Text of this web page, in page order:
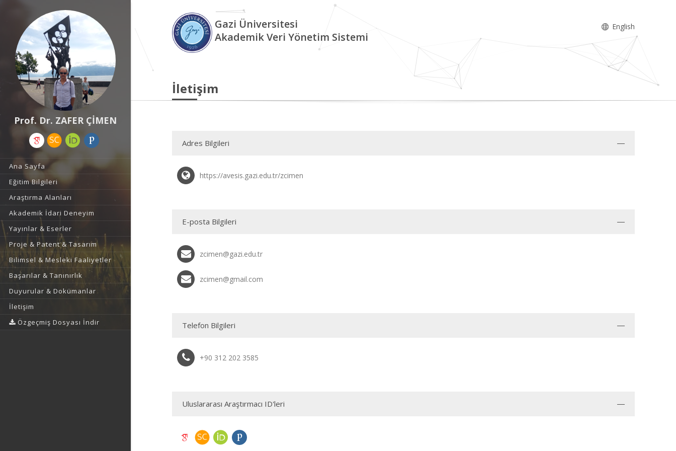
Prof. Dr. ZAFER ÇİMEN
Ana Sayfa
Eğitim Bilgileri
Araştırma Alanları
Akademik İdari Deneyim
Yayınlar & Eserler
Proje & Patent & Tasarım
Bilimsel & Mesleki Faaliyetler
Başarılar & Tanınırlık
Duyurular & Dokümanlar
İletişim
Özgeçmiş Dosyası İndir
Gazi Üniversitesi
Akademik Veri Yönetim Sistemi
English
İletişim
Adres Bilgileri
https://avesis.gazi.edu.tr/zcimen
E-posta Bilgileri
zcimen@gazi.edu.tr
zcimen@gmail.com
Telefon Bilgileri
+90 312 202 3585
Uluslararası Araştırmacı ID'leri